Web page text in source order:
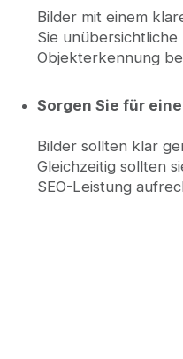
Bilder mit einem
Sie
Objekterkennung
Sorgen Sie für
Bilder sollten klar
Gleichzeitig sollten
SEO-Leistung